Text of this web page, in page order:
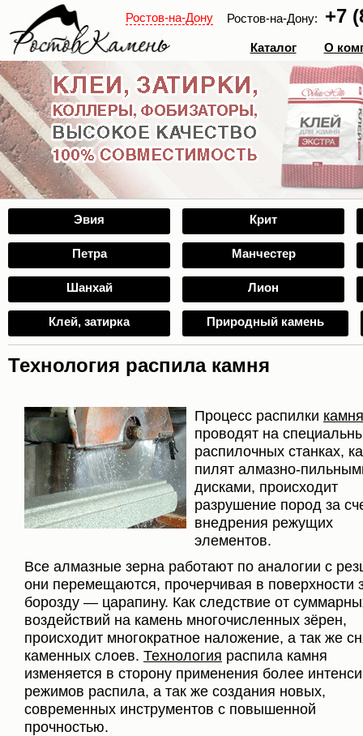
Ростов-на-Дону Ростов-на-Дону: +7
Каталог О
Эвия Крит
Петра Манчестер
Шанхай Лион
Клей, затирка Природный камень
Технология распила камня
Процесс распилки камня
проводят на
распилочных станках,
пилят алмазно-
дисками, происходит
разрушение пород за
внедрения режущих
элементов.
Все алмазные зерна работают по аналогии с
они перемещаются, прочерчивая в поверхности
борозду — царапину. Как следствие от
воздействий на камень многочисленных зёрен,
происходит многократное наложение, а так же
каменных слоев. Технология распила камня
изменяется в сторону применения более
режимов распила, а так же создания новых,
современных инструментов с повышенной
прочностью.